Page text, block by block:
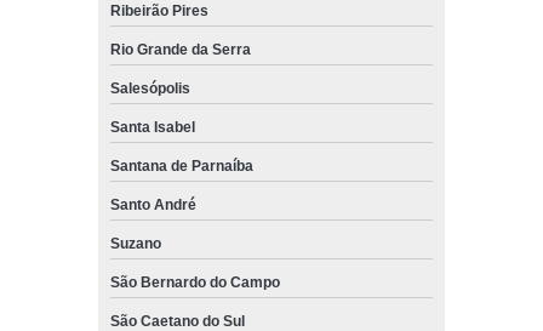
Ribeirão Pires
Rio Grande da Serra
Salesópolis
Santa Isabel
Santana de Parnaíba
Santo André
Suzano
São Bernardo do Campo
São Caetano do Sul